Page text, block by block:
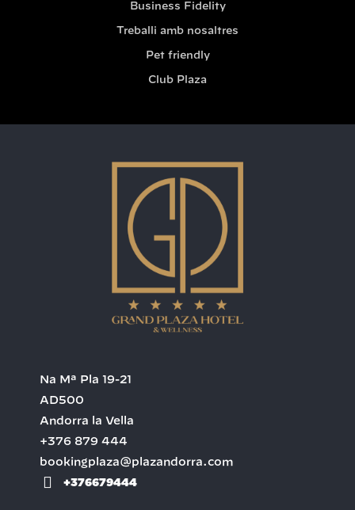
Business Fidelity
Treballi amb nosaltres
Pet friendly
Club Plaza
Na Mª Pla 19-21
AD500
Andorra la Vella
+376 879 444
bookingplaza@plazandorra.com
+376679444